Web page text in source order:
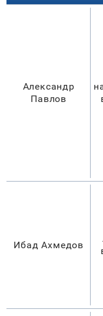
Александр
Павлов
Ибад Ахмедов